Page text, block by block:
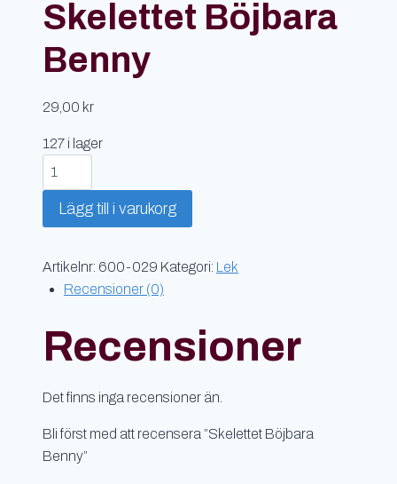
Skelettet Böjbara
Benny
29,00 kr
127 i lager
Skelettet
Böjbara
Benny
mängd
Lägg till i varukorg
Artikelnr: 600-029 Kategori: Lek
Recensioner (0)
Recensioner
Det finns inga recensioner än.
Bli först med att recensera ”Skelettet Böjbara
Benny”